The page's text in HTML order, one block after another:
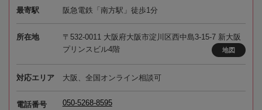
最寄駅 阪急電鉄「南方駅」徒歩1分
所在地
〒532-0011 大阪府大阪市淀川区西中島3-15-7 新大阪
プリンスビル4階
地図
対応エリア 大阪、全国オンライン相談可
電話番号 050-5268-8595